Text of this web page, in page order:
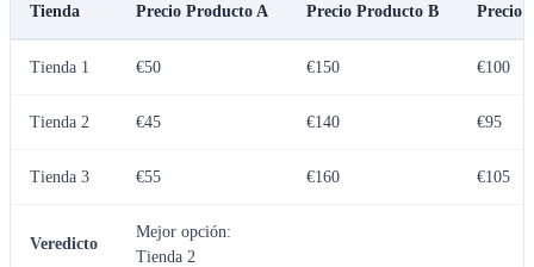
Tienda Precio Producto A Precio Producto B Precio
Tienda 1 €50 €150 €100
Tienda 2 €45 €140 €95
Tienda 3 €55 €160 €105
Veredicto
Mejor opción:
Tienda 2